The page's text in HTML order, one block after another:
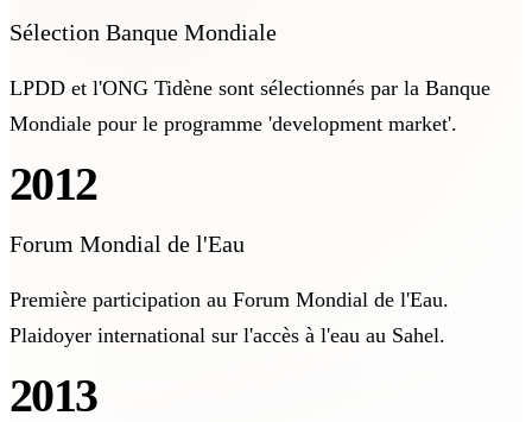
Sélection Banque Mondiale
LPDD et l'ONG Tidène sont sélectionnés par la Banque
Mondiale pour le programme 'development market'.
2012
Forum Mondial de l'Eau
Première participation au Forum Mondial de l'Eau.
Plaidoyer international sur l'accès à l'eau au Sahel.
2013